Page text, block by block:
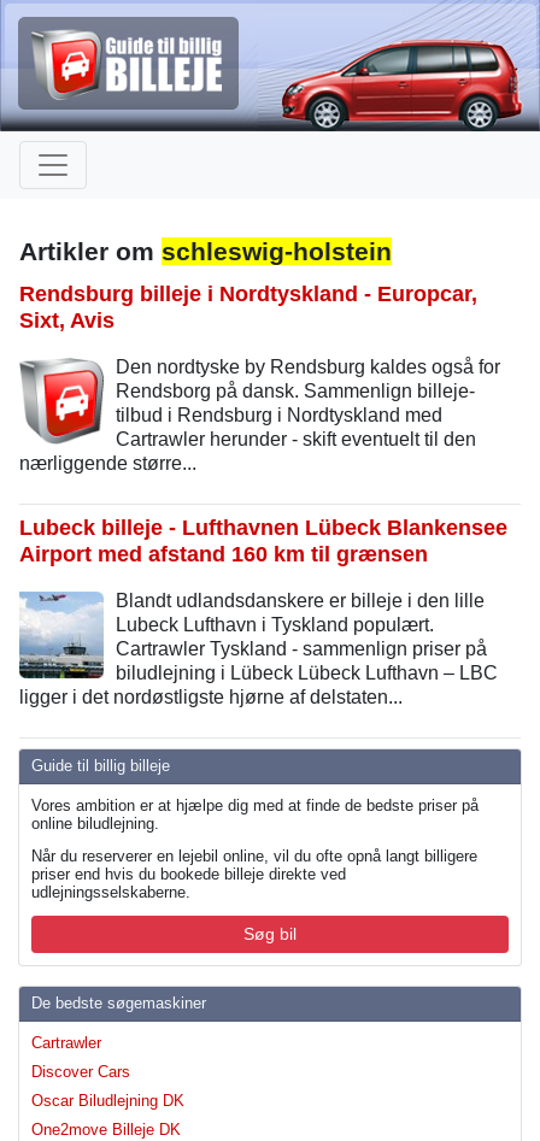
Guide til billig billeje
Vores ambition er at hjælpe dig med at finde de bedste priser på
online biludlejning.
Når du reserverer en lejebil online, vil du ofte opnå langt billigere
priser end hvis du bookede billeje direkte ved
udlejningsselskaberne.
Søg bil
De bedste søgemaskiner
Cartrawler
Discover Cars
Oscar Biludlejning DK
One2move Billeje DK
Artikler om schleswig-holstein
Rendsburg billeje i Nordtyskland - Europcar,
Sixt, Avis
Den nordtyske by Rendsburg kaldes også for
Rendsborg på dansk. Sammenlign billeje-
tilbud i Rendsburg i Nordtyskland med
Cartrawler herunder - skift eventuelt til den
nærliggende større...
Lubeck billeje - Lufthavnen Lübeck Blankensee
Airport med afstand 160 km til grænsen
Blandt udlandsdanskere er billeje i den lille
Lubeck Lufthavn i Tyskland populært.
Cartrawler Tyskland - sammenlign priser på
biludlejning i Lübeck Lübeck Lufthavn – LBC
ligger i det nordøstligste hjørne af delstaten...